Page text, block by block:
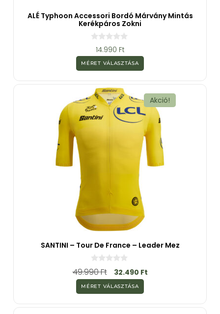
ALÉ Typhoon Accessori Bordó Márvány Mintás
Kerékpáros Zokni
z
5
b
l
14.990 Ft
MÉRET VÁLASZTÁSA
Akció!
SANTINI – Tour De France – Leader Mez
0
a
5
-
b
ő
49.990Ft 32.490 Ft
MÉRET VÁLASZTÁSA